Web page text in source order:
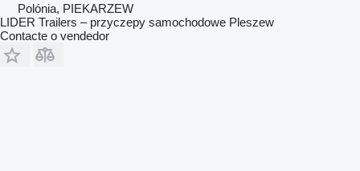
Polónia, PIEKARZEW
LIDER Trailers – przyczepy samochodowe Pleszew
Contacte o vendedor